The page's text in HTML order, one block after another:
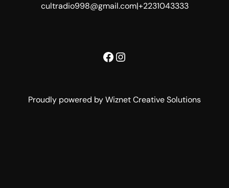
cultradio998@gmail.com|+2231043333
Facebook
Instagram
Proudly powered by Wiznet Creative Solutions